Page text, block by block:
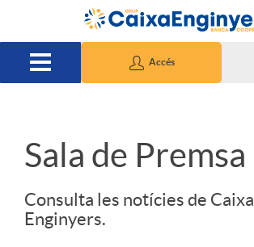
Salta al contingut principal
Accés
S
Sala de Premsa
Consulta les notícies de Caixa
Enginyers.